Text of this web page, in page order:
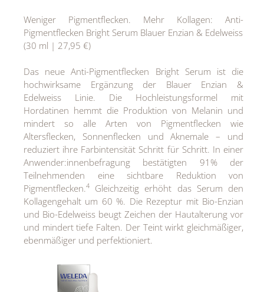
Weniger Pigmentflecken. Mehr Kollagen: Anti-
Pigmentflecken Bright Serum Blauer Enzian & Edelweiss
(30 ml | 27,95 €)
Das neue Anti-Pigmentflecken Bright Serum ist die
hochwirksame Ergänzung der Blauer Enzian &
Edelweiss Linie. Die Hochleistungsformel mit
Hordatinen hemmt die Produktion von Melanin und
mindert so alle Arten von Pigmentflecken wie
Altersflecken, Sonnenflecken und Aknemale – und
reduziert ihre Farbintensität Schritt für Schritt. In einer
Anwender:innenbefragung bestätigten 91% der
Teilnehmenden eine sichtbare Reduktion von
Pigmentflecken.4
Gleichzeitig erhöht das Serum den
Kollagengehalt um 60 %. Die Rezeptur mit Bio-Enzian
und Bio-Edelweiss beugt Zeichen der Hautalterung vor
und mindert tiefe Falten. Der Teint wirkt gleichmäßiger,
ebenmäßiger und perfektioniert.